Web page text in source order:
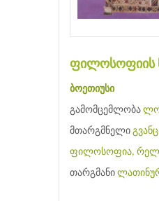
ფილოსოფიის
ბოეთიუსი
გამომცემლობა
მთარგმნელი
ფილოსოფია,
თარგმანი